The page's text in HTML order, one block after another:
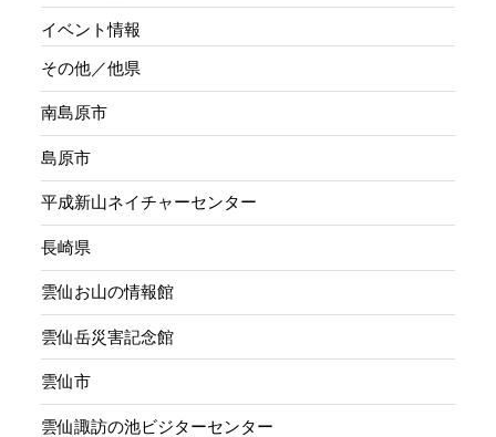
イベント情報
その他／他県
南島原市
島原市
平成新山ネイチャーセンター
長崎県
雲仙お山の情報館
雲仙岳災害記念館
雲仙市
雲仙諏訪の池ビジターセンター